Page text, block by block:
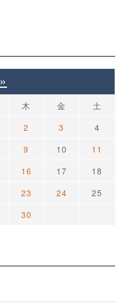
»
木 金
土
2 3
4
9 10
11
16 17
18
23 24
25
30